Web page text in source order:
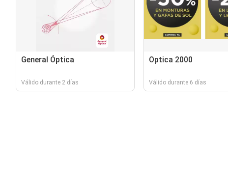
General Óptica
Válido durante 2 días
Optica 2000
Válido durante 6 días